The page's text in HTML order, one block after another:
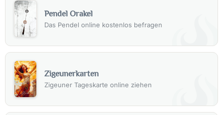
Pendel Orakel
Das Pendel online kostenlos befragen
Zigeunerkarten
Zigeuner Tageskarte online ziehen